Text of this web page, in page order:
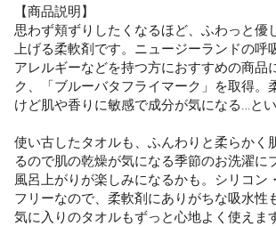
【商品説明】
思わず頬ずりしたくなるほど、ふわっと優
上げる柔軟剤です。ニュージーランドの呼
アレルギーなどを持つ方におすすめの商品
ク、「ブルーバタフライマーク」を取得。
けど肌や香りに敏感で成分が気になる…と
使い古したタオルも、ふんわりと柔らかく
るので肌の乾燥が気になる季節のお洗濯に
風呂上がりが楽しみになるかも。シリコン
フリーなので、柔軟剤にありがちな吸水性
気に入りのタオルもずっと心地よく使えます